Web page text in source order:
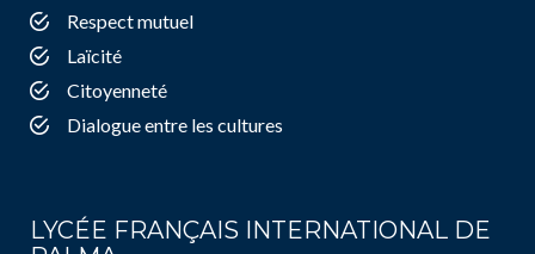
Respect mutuel
Laïcité
Citoyenneté
Dialogue entre les cultures
LYCÉE FRANÇAIS INTERNATIONAL DE